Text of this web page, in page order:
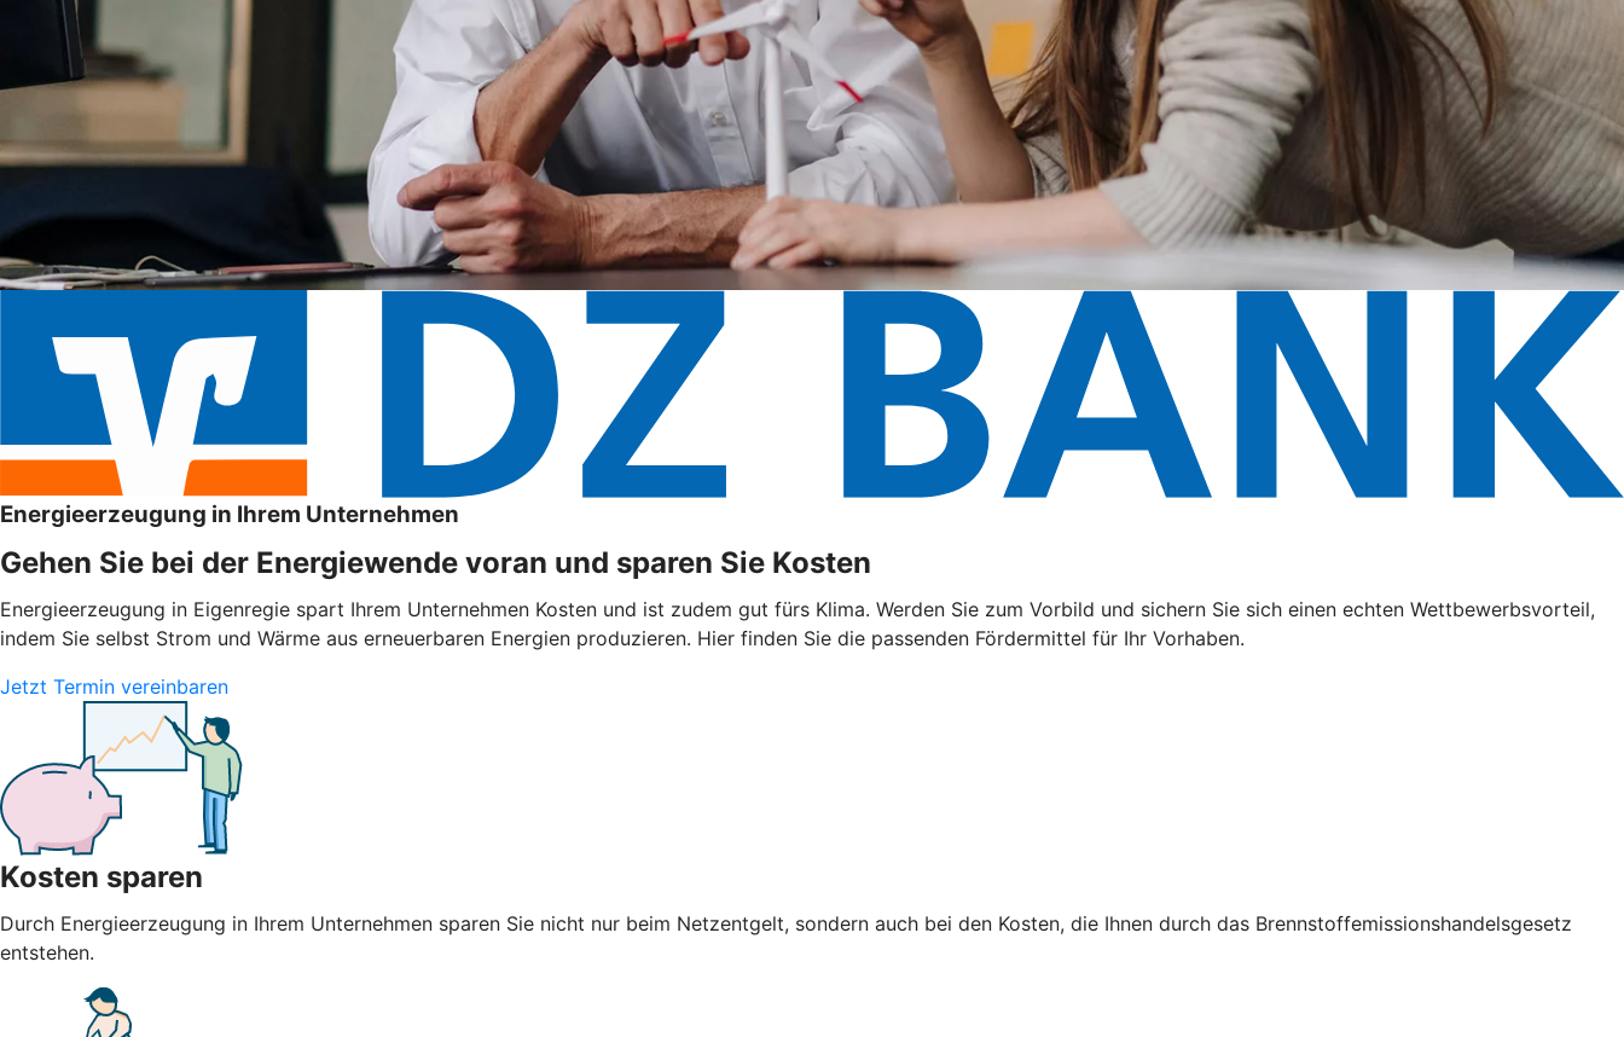
Energieerzeugung in Ihrem Unternehmen
Gehen Sie bei der Energiewende voran und sparen Sie Kosten
Energieerzeugung in Eigenregie spart Ihrem Unternehmen Kosten und ist zudem gut fürs Klima. Werden Sie zum Vorbild und sichern Sie sich einen echten Wettbewerbsvorteil,
indem Sie selbst Strom und Wärme aus erneuerbaren Energien produzieren. Hier finden Sie die passenden Fördermittel für Ihr Vorhaben.
Jetzt Termin vereinbaren
Kosten sparen
Durch Energieerzeugung in Ihrem Unternehmen sparen Sie nicht nur beim Netzentgelt, sondern auch bei den Kosten, die Ihnen durch das Brennstoffemissionshandelsgesetz
entstehen.